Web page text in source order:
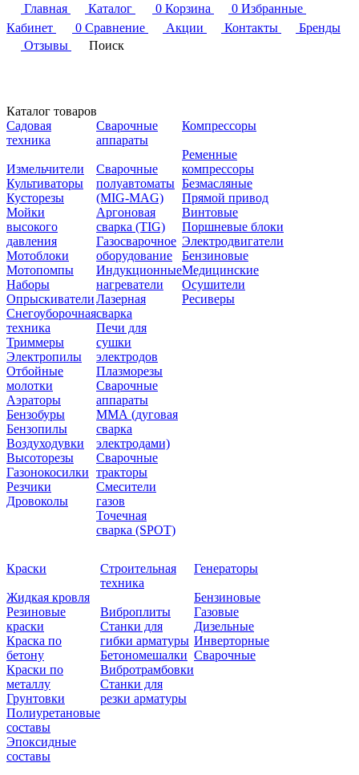
Главная
Каталог 0 Корзина 0 Избранные
Кабинет
0 Сравнение Акции Контакты
Бренды
Отзывы
Поиск
Каталог товаров
Садовая
техника
Измельчители
Культиваторы
Кусторезы
Мойки
высокого
давления
Мотоблоки
Мотопомпы
Наборы
Опрыскиватели
Снегоуборочная
техника
Триммеры
Электропилы
Отбойные
молотки
Аэраторы
Бензобуры
Бензопилы
Воздуходувки
Высоторезы
Газонокосилки
Резчики
Дровоколы
Сварочные
аппараты
Сварочные
полуавтоматы
(MIG-MAG)
Аргоновая
сварка (TIG)
Газосварочное
оборудование
Индукционные
нагреватели
Лазерная
сварка
Печи для
сушки
электродов
Плазморезы
Сварочные
аппараты
ММА (дуговая
сварка
электродами)
Сварочные
тракторы
Смесители
газов
Точечная
сварка (SPOT)
Компрессоры
Ременные
компрессоры
Безмасляные
Прямой привод
Винтовые
Поршневые блоки
Электродвигатели
Бензиновые
Медицинские
Осушители
Ресиверы
Краски
Жидкая кровля
Резиновые
краски
Краска по
бетону
Краски по
металлу
Грунтовки
Полиуретановые
составы
Эпоксидные
составы
Строительная
техника
Виброплиты
Станки для
гибки арматуры
Бетономешалки
Вибротрамбовки
Станки для
резки арматуры
Генераторы
Бензиновые
Газовые
Дизельные
Инверторные
Сварочные